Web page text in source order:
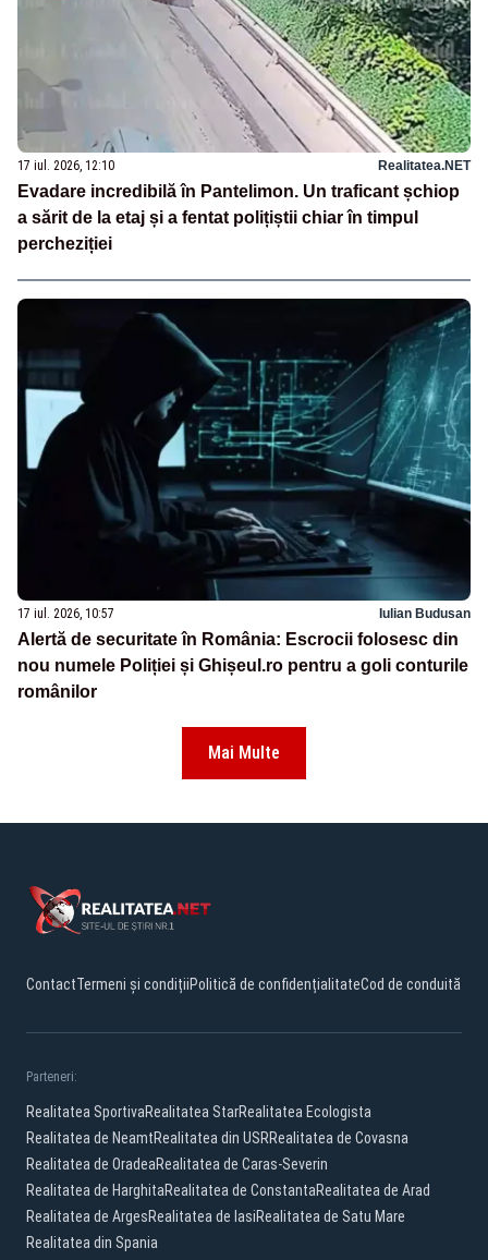
17 iul. 2026, 12:10 Realitatea.NET
Evadare incredibilă în Pantelimon. Un traficant șchiop
a sărit de la etaj și a fentat polițiștii chiar în timpul
percheziției
17 iul. 2026, 10:57 Iulian Budusan
Alertă de securitate în România: Escrocii folosesc din
nou numele Poliției și Ghișeul.ro pentru a goli conturile
românilor
Mai Multe
ContactTermeni și condițiiPolitică de confidențialitateCod de conduită
Parteneri:
Realitatea SportivaRealitatea StarRealitatea Ecologista
Realitatea de NeamtRealitatea din USRRealitatea de Covasna
Realitatea de OradeaRealitatea de Caras-Severin
Realitatea de HarghitaRealitatea de ConstantaRealitatea de Arad
Realitatea de ArgesRealitatea de IasiRealitatea de Satu Mare
Realitatea din Spania